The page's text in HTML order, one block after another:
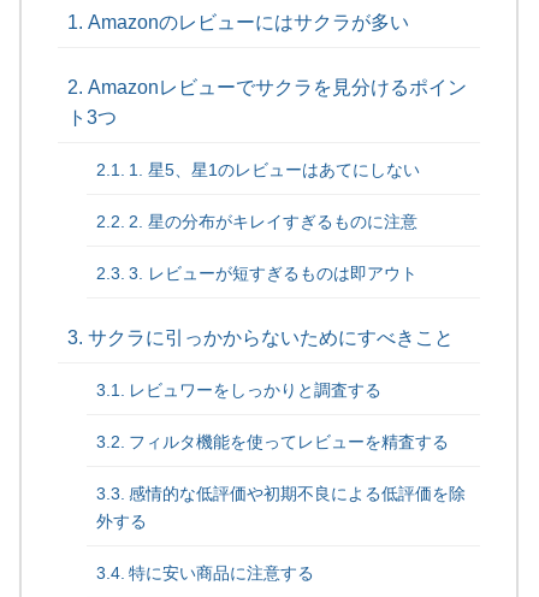
Amazonのレビューにはサクラが多い
Amazonレビューでサクラを見分けるポイン
ト3つ
1. 星5、星1のレビューはあてにしない
2. 星の分布がキレイすぎるものに注意
3. レビューが短すぎるものは即アウト
サクラに引っかからないためにすべきこと
レビュワーをしっかりと調査する
フィルタ機能を使ってレビューを精査する
感情的な低評価や初期不良による低評価を除
外する
特に安い商品に注意する